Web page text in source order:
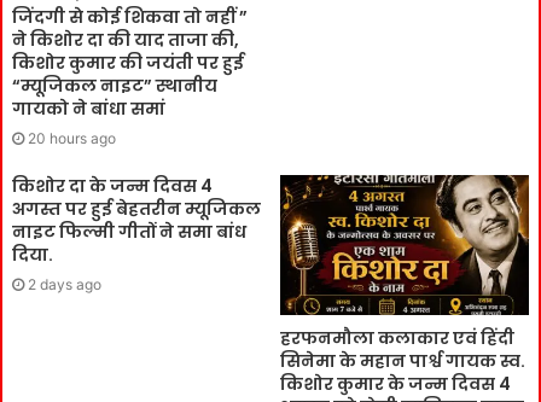
जिंदगी से कोई शिकवा तो नहीं ”
ने किशोर दा की याद ताजा की,
किशोर कुमार की जयंती पर हुई
“म्यूजिकल नाइट” स्थानीय
गायको ने बांधा समां
20 hours ago
किशोर दा के जन्म दिवस 4
अगस्त पर हुई बेहतरीन म्यूजिकल
नाइट फिल्मी गीतों ने समा बांध
दिया.
2 days ago
हरफनमौला कलाकार एवं हिंदी
सिनेमा के महान पार्श्व गायक स्व.
किशोर कुमार के जन्म दिवस 4